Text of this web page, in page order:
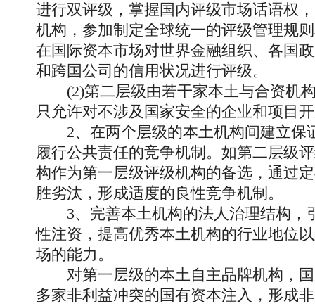
进行双评级，掌握国内评级市场话语权
机构，参加制定全球统一的评级管理规
在国际资本市场对世界金融组织、各国
和跨国公司的信用状况进行评级。
(2)第二层级由若干家本土与合资机
只允许对不涉及国家安全的企业和项目
2、在两个层级的本土机构间建立保
履行公共责任的竞争机制。如第二层级
构作为第一层级评级机构的备选，通过
胜劣汰，形成适度的良性竞争机制。
3、完善本土机构的法人治理结构，
性注资，提高优秀本土机构的行业地位
场的能力。
对第一层级的本土自主品牌机构，国
多家非利益冲突的国有资本注入，形成